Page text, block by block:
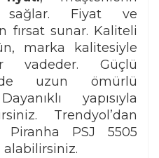
sağlar. Fiyat ve
fırsat sunar. Kaliteli
marka kalitesiyle
vadeder. Güçlü
uzun ömürlü
yapısıyla
Trendyol’dan
Piranha PSJ 5505
alabilirsiniz.